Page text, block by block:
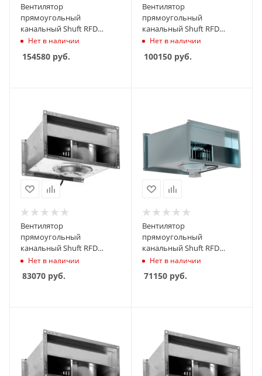
Вентилятор
прямоугольный
канальный Shuft RFD
800х500-4 VIM
Нет в наличии
154580 руб.
Вентилятор
прямоугольный
канальный Shuft RFD
700х400-4 VIM
Нет в наличии
100150руб.
Вентилятор
прямоугольный
канальный Shuft RFD
600х350-4 VIM
Нет в наличии
83070 руб.
Вентилятор
прямоугольный
канальный Shuft RFD
600х300-4 VIM
Нет в наличии
71150руб.